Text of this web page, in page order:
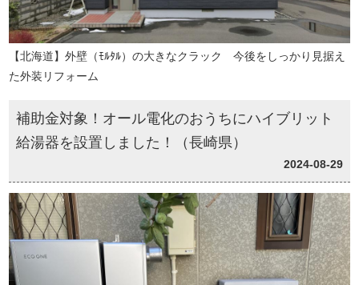
【北海道】外壁（ﾓﾙﾀﾙ）の大きなクラック 今後をしっかり見据え
た外装リフォーム
補助金対象！オール電化のおうちにハイブリット
給湯器を設置しました！（長崎県）
2024-08-29